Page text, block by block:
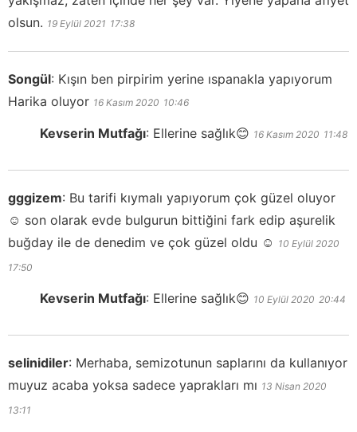
olsun. 19 Eylül 2021 17:38
Songül: Kışın ben pirpirim yerine ıspanakla yapıyorum
Harika oluyor 16 Kasım 2020 10:46
Kevserin Mutfağı: Ellerine sağlık😊 16 Kasım 2020 11:48
gggizem: Bu tarifi kıymalı yapıyorum çok güzel oluyor
☺️ son olarak evde bulgurun bittiğini fark edip aşurelik
buğday ile de denedim ve çok güzel oldu ☺️ 10 Eylül 2020
17:50
Kevserin Mutfağı: Ellerine sağlık😊 10 Eylül 2020 20:44
selinidiler: Merhaba, semizotunun saplarını da kullanıyor
muyuz acaba yoksa sadece yaprakları mı 13 Nisan 2020
13:11